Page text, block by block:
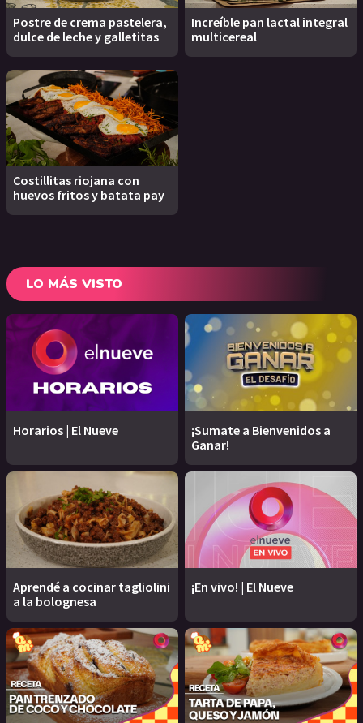
Postre de crema pastelera,
dulce de leche y galletitas
Increíble pan lactal integral
multicereal
Costillitas riojana con
huevos fritos y batata pay
LO MÁS VISTO
Horarios | El Nueve
¡Sumate a Bienvenidos a
Ganar!
Aprendé a cocinar tagliolini
a la bolognesa
¡En vivo! | El Nueve